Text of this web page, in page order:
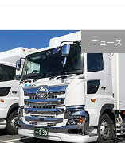
ニュース